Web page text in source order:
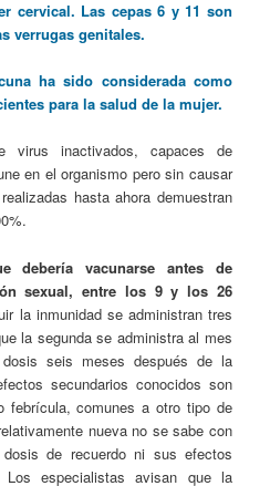
cervical. Las cepas 6 y 11 son
verrugas genitales.
ha sido considerada como
para la salud de la mujer.
virus inactivados, capaces de
en el organismo pero sin causar
hasta ahora demuestran
debería vacunarse antes de
sexual, entre los 9 y los 26
la inmunidad se administran tres
la segunda se administra al mes
seis meses después de la
secundarios conocidos son
febrícula, comunes a otro tipo de
nueva no se sabe con
de recuerdo ni sus efectos
especialistas avisan que la